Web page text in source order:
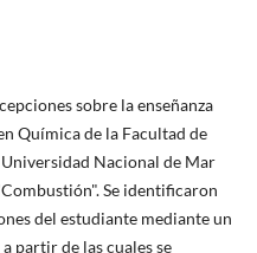
sobre la enseñanza
Química de la Facultad de
Nacional de Mar
Se identificaron
del estudiante mediante un
partir de las cuales se